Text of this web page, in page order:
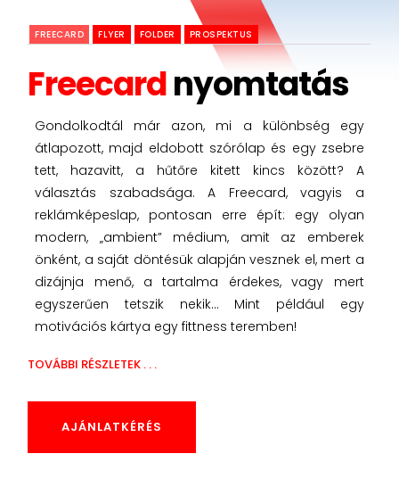
FREECARD FLYER FOLDER PROSPEKTUS
Freecardnyomtatás
Gondolkodtál már azon, mi a különbség egy
átlapozott, majd eldobott szórólap és egy zsebre
tett, hazavitt, a hűtőre kitett kincs között? A
választás szabadsága. A Freecard, vagyis a
reklámképeslap, pontosan erre épít: egy olyan
modern, „ambient” médium, amit az emberek
önként, a saját döntésük alapján vesznek el, mert a
dizájnja menő, a tartalma érdekes, vagy mert
egyszerűen tetszik nekik… Mint például egy
motivációs kártya egy fittness teremben!
TOVÁBBI RÉSZLETEK . . .
AJÁNLATKÉRÉS